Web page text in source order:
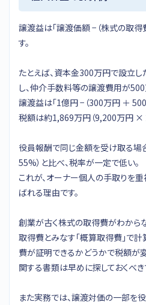
譲渡益は「譲渡価額 −（株式の取得
す。
たとえば、資本金300万円で設立
し、仲介手数料等の譲渡費用が500
譲渡益は「1億円 −（300万円 ＋ 500
税額は約1,869万円（9,200万円 ×
役員報酬で同じ金額を受け取る場
55%）と比べ、税率が一定で低い。
これが、オーナー個人の手取りを
ばれる理由です。
創業が古く株式の取得費がわから
取得費とみなす「概算取得費」で
費が証明できるかどうかで税額が
関する書類は早めに探しておくべき
また実務では、譲渡対価の一部を